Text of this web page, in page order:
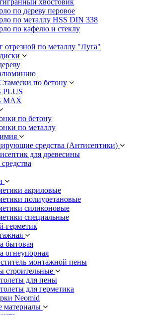
хвостовик
по дереву перовое
по металлу HSS DIN 338
по кафелю и стеклу
отрезной по металлу "Луга"
по бетону
PLUS
MAX
по бетону
по металлу
средства (Антисептики)
для древесины
акриловые
полиуретановые
силиконовые
специальные
герметик
бытовая
огнеупорная
монтажной пены
строительные
для пены
для герметика
Neomid
материалы